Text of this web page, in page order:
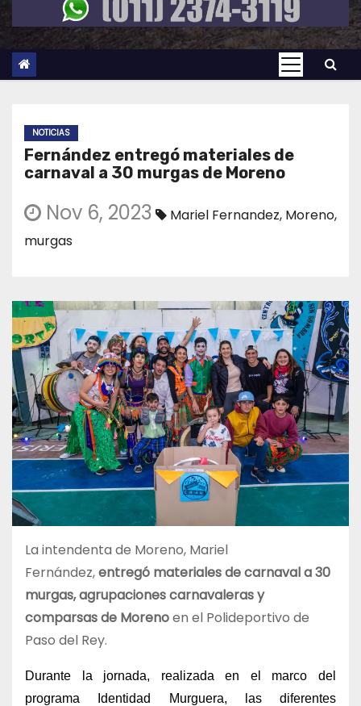
NOTICIAS
Fernández entregó materiales de
carnaval a 30 murgas de Moreno
Nov 6, 2023 Mariel Fernandez, Moreno,
murgas
La intendenta de Moreno, Mariel
Fernández,entregó materiales de carnaval a 30
murgas, agrupaciones carnavaleras y
comparsas de Morenoen el Polideportivo de
Paso del Rey.
Durante la jornada, realizada en el marco del
programa Identidad Murguera, las diferentes